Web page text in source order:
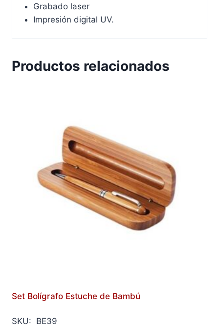
Grabado laser
Impresión digital UV.
Productos relacionados
Set Bolígrafo Estuche de Bambú
SKU: BE39